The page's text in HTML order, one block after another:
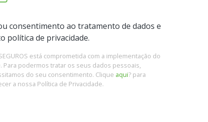
consentimento ao tratamento de dados e
política de privacidade.
está comprometida com a implementação do
Para podermos tratar os seus dados pessoais,
do seu consentimento. Clique aqui? para
a nossa Política de Privacidade.